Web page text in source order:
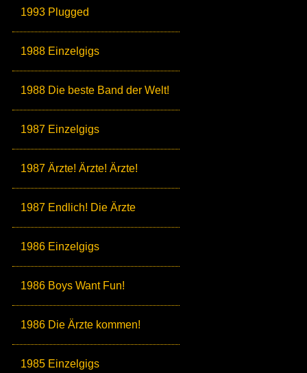
1993 Plugged
1988 Einzelgigs
1988 Die beste Band der Welt!
1987 Einzelgigs
1987 Ärzte! Ärzte! Ärzte!
1987 Endlich! Die Ärzte
1986 Einzelgigs
1986 Boys Want Fun!
1986 Die Ärzte kommen!
1985 Einzelgigs